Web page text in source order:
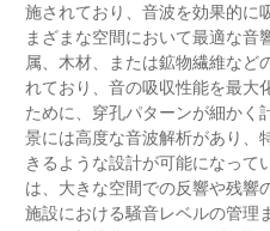
施されており、音波を効果的に
まざまな空間において最適な音
属、木材、または鉱物繊維など
れており、音の吸収性能を最大
ために、穿孔パターンが細かく
景には高度な音波解析があり、
きるような設計が可能になって
は、大きな空間での反響や残響
施設における騒音レベルの管理